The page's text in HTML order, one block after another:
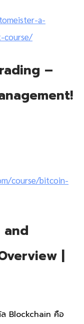
a-
course/
–
course/bitcoin-
Blockchain คือ